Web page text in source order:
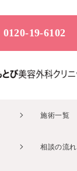
0120-19-6102
施術一覧
相談の流れ